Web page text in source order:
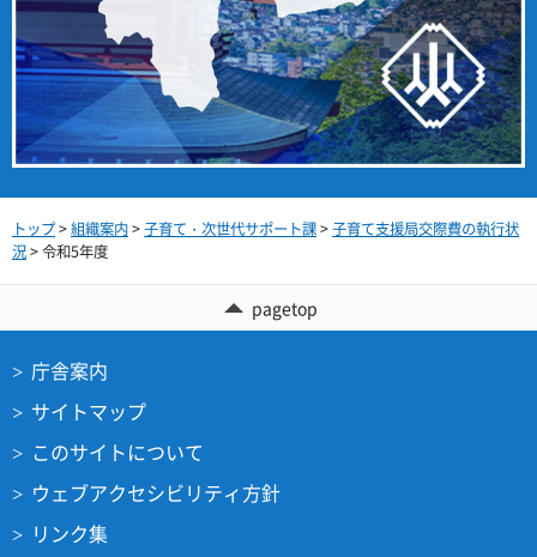
トップ>組織案内>子育て・次世代サポート課>子育て支援局交際費の執行状
況> 令和5年度
pagetop
庁舎案内
サイトマップ
このサイトについて
ウェブアクセシビリティ方針
リンク集